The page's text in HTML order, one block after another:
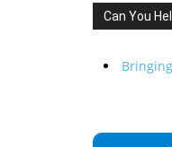
Can You